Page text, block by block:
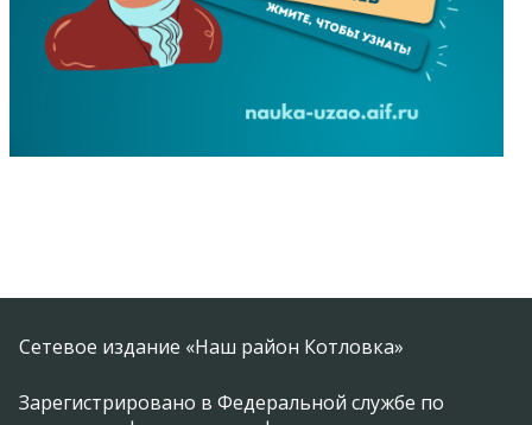
Сетевое издание «Наш район Котловка»
Зарегистрировано в Федеральной службе по